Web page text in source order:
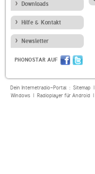
Downloads
Hilfe & Kontakt
Newsletter
PHONOSTAR AUF
Dein Internetradio-Portal : Sitemap|
Windows| Radioplayer für Android|